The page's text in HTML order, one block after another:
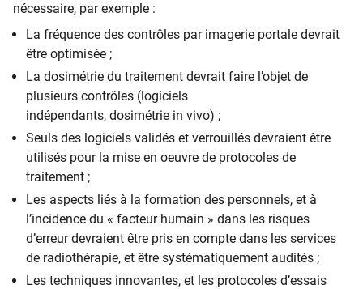
nécessaire, par exemple :
La fréquence des contrôles par imagerie portale devrait
être optimisée ;
La dosimétrie du traitement devrait faire l’objet de
plusieurs contrôles (logiciels
indépendants, dosimétrie in vivo) ;
Seuls des logiciels validés et verrouillés devraient être
utilisés pour la mise en oeuvre de protocoles de
traitement ;
Les aspects liés à la formation des personnels, et à
l’incidence du « facteur humain » dans les risques
d’erreur devraient être pris en compte dans les services
de radiothérapie, et être systématiquement audités ;
Les techniques innovantes, et les protocoles d’essais